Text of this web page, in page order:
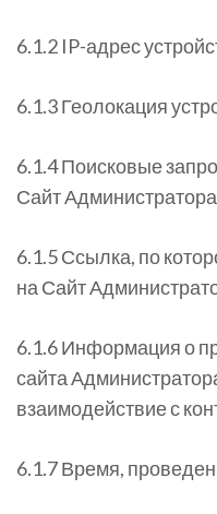
6.1.2 IP-адрес
6.1.3 Геолокация
6.1.4 Поисковые
Сайт Администратора
6.1.5 Ссылка, по
на Сайт
6.1.6 Информация о
сайта
взаимодействие с
6.1.7 Время,